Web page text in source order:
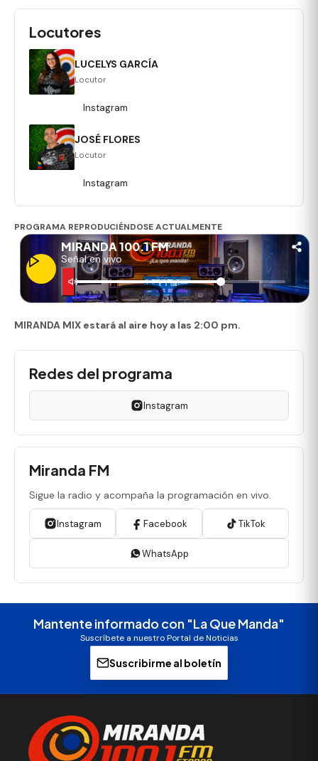
Locutores
LUCELYS GARCÍA
Locutor
Instagram
JOSÉ FLORES
Locutor
Instagram
PROGRAMA REPRODUCIÉNDOSE ACTUALMENTE
MIRANDA 100.1 FM
Señal en vivo
MIRANDA MIX estará al aire hoy a las 2:00 pm.
Redes del programa
Instagram
Miranda FM
Sigue la radio y acompaña la programación en vivo.
Instagram Facebook TikTok
WhatsApp
Mantente informado con "La Que Manda"
Suscríbete a nuestro Portal de Noticias
Suscribirme al boletín